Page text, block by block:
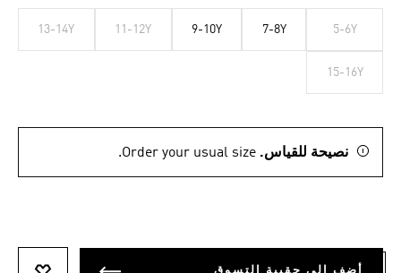
5-6Y
7-8Y
9-10Y
11-12Y
13-14Y
15-16Y
نصيحة للقياس. Order your usual size.